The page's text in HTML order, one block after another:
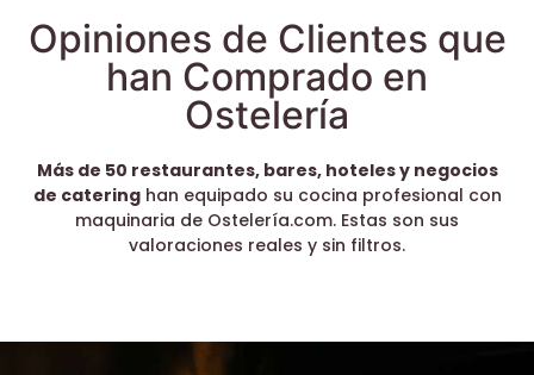
Opiniones de Clientes que
han Comprado en
Ostelería
Más de 50 restaurantes, bares, hoteles y negocios
de cateringhan equipado su cocina profesional con
maquinaria de Ostelería.com. Estas son sus
valoraciones reales y sin filtros.